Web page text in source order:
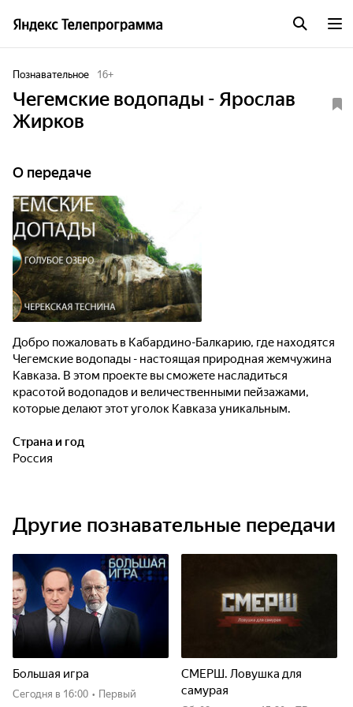
Познавательное 16+
Чегемские водопады - Ярослав
Жирков
О передаче
Добро пожаловать в Кабардино-Балкарию, где находятся
Чегемские водопады - настоящая природная жемчужина
Кавказа. В этом проекте вы сможете насладиться
красотой водопадов и величественными пейзажами,
которые делают этот уголок Кавказа уникальным.
Страна и год
Россия
Другие познавательные передачи
Большая игра
Сегодня в 16:00 • Первый
СМЕРШ. Ловушка для
самурая